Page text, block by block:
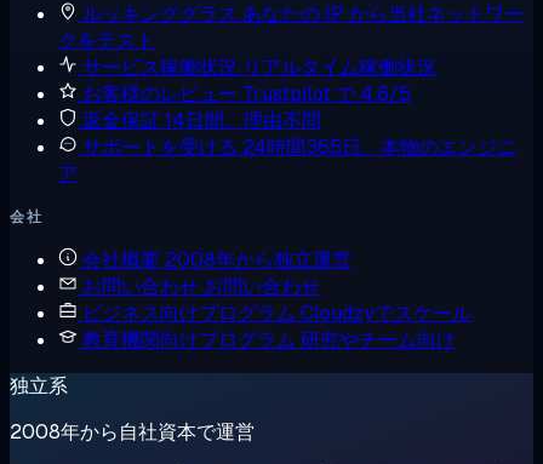
ルッキンググラス あなたの IP から当社ネットワー
クをテスト
サービス稼働状況 リアルタイム稼働状況
お客様のレビュー Trustpilot で 4.6/5
返金保証 14日間、理由不問
サポートを受ける 24時間365日、本物のエンジニ
ア
会社
会社概要 2008年から独立運営
お問い合わせ お問い合わせ
ビジネス向けプログラム Cloudzyでスケール
教育機関向けプログラム 研究やチーム向け
独立系
2008年から自社資本で運営